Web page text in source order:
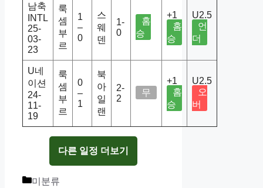
남축
INTL
25-
03-
23
룩
셈
부
르
1
–
0
스
웨
덴
1-
0
홈
승
+1
홈
승
U2.5
언
더
U네
이션
24-
11-
19
룩
셈
부
르
0
–
1
북
아
일
랜
2-
2
무
+1
홈
승
U2.5
오
버
다른 일정 더보기
Categories
미분류